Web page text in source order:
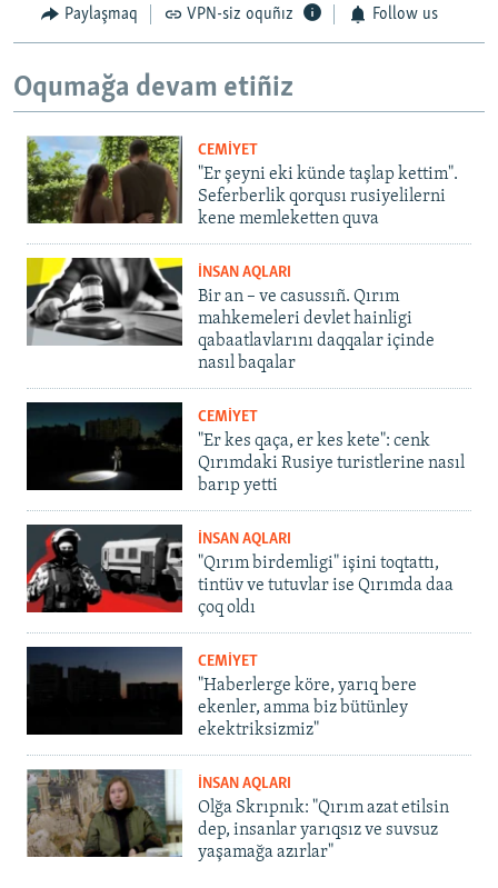
Paylaşmaq VPN-siz oquñız Follow us
Oqumağa devam etiñiz
CEMİYET
"Er şeyni eki künde taşlap kettim".
Seferberlik qorqusı rusiyelilerni
kene memleketten quva
İNSAN AQLARI
Bir an – ve casussıñ. Qırım
mahkemeleri devlet hainligi
qabaatlavlarını daqqalar içinde
nasıl baqalar
CEMİYET
"Er kes qaça, er kes kete": cenk
Qırımdaki Rusiye turistlerine nasıl
barıp yetti
İNSAN AQLARI
"Qırım birdemligi" işini toqtattı,
tintüv ve tutuvlar ise Qırımda daa
çoq oldı
CEMİYET
"Haberlerge köre, yarıq bere
ekenler, amma biz bütünley
ekektriksizmiz"
İNSAN AQLARI
Olğa Skrıpnık: "Qırım azat etilsin
dep, insanlar yarıqsız ve suvsuz
yaşamağa azırlar"